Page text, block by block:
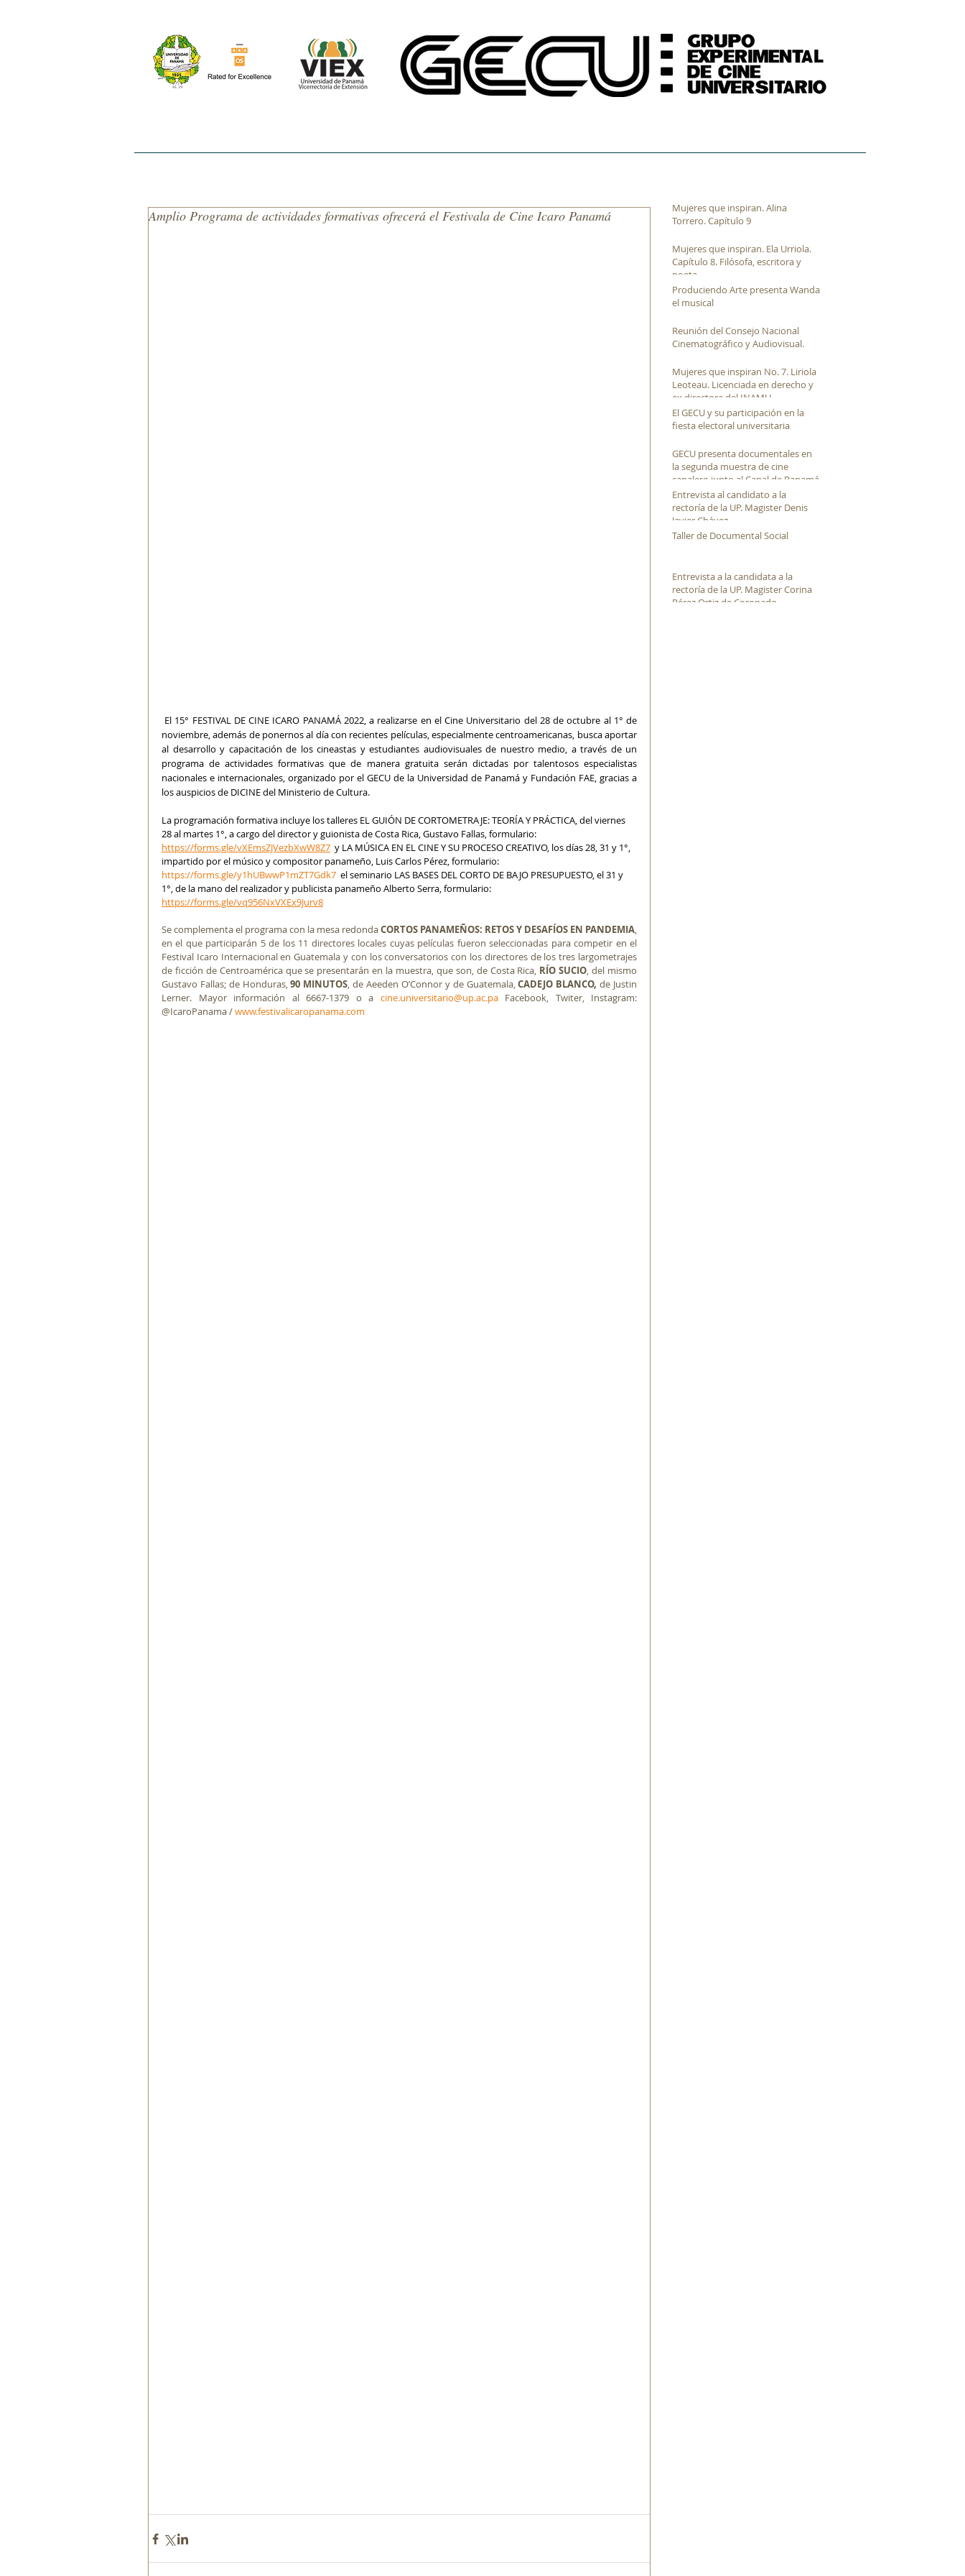
Amplio Programa de actividades formativas ofrecerá el Festivala de Cine Icaro Panamá
noviembre, además de ponernos al día con recientes películas, especialmente centroamericanas, busca aportar
al desarrollo y capacitación de los cineastas y estudiantes audiovisuales de nuestro medio, a través de un
programa de actividades formativas que de manera gratuita serán dictadas por talentosos especialistas
nacionales e internacionales, organizado por el GECU de la Universidad de Panamá y Fundación FAE, gracias a
los auspicios de DICINE del Ministerio de Cultura.
La programación formativa incluye los talleres EL GUIÓN DE CORTOMETRAJE: TEORÍA Y PRÁCTICA, del viernes
28 al martes 1°, a cargo del director y guionista de Costa Rica, Gustavo Fallas, formulario:
https://forms.gle/vXEmsZJVezbXwW8Z7 y LA MÚSICA EN EL CINE Y SU PROCESO CREATIVO, los días 28, 31 y 1°,
impartido por el músico y compositor panameño, Luis Carlos Pérez, formulario:
https://forms.gle/y1hUBwwP1mZT7Gdk7 el seminario LAS BASES DEL CORTO DE BAJO PRESUPUESTO, el 31 y
1°, de la mano del realizador y publicista panameño Alberto Serra, formulario:
https://forms.gle/vq956NxVXEx9Jurv8
Se complementa el programa con la mesa redonda CORTOS PANAMEÑOS: RETOS Y DESAFÍOS EN PANDEMIA,
en el que participarán 5 de los 11 directores locales cuyas películas fueron seleccionadas para competir en el
Festival Icaro Internacional en Guatemala y con los conversatorios con los directores de los tres largometrajes
de ficción de Centroamérica que se presentarán en la muestra, que son, de Costa Rica, RÍO SUCIO, del mismo
Gustavo Fallas; de Honduras, 90 MINUTOS, de Aeeden O’Connor y de Guatemala, CADEJO BLANCO, de Justin
Lerner. Mayor información al 6667-1379 o a cine.universitario@up.ac.pa Facebook, Twiter, Instagram:
@IcaroPanama / www.festivalicaropanama.com
Mujeres que inspiran. Alina
Torrero. Capítulo 9
Mujeres que inspiran. Ela Urriola.
Capítulo 8. Filósofa, escritora y
poeta
Produciendo Arte presenta Wanda
el musical
Reunión del Consejo Nacional
Cinematográfico y Audiovisual.
Mujeres que inspiran No. 7. Liriola
Leoteau. Licenciada en derecho y
ex directora del INAMU
El GECU y su participación en la
fiesta electoral universitaria
GECU presenta documentales en
la segunda muestra de cine
canalero junto al Canal de Panamá
Entrevista al candidato a la
rectoría de la UP. Magister Denis
Javier Chávez
Taller de Documental Social
Entrevista a la candidata a la
rectoría de la UP. Magister Corina
Pérez Ortiz de Coronado